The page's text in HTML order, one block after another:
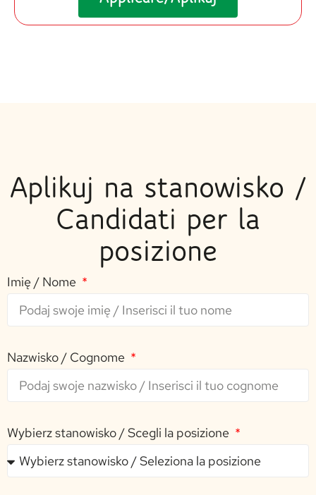
Aplikuj na stanowisko /
Candidati per la
posizione
Imię / Nome
Nazwisko / Cognome
Wybierz stanowisko / Scegli la posizione